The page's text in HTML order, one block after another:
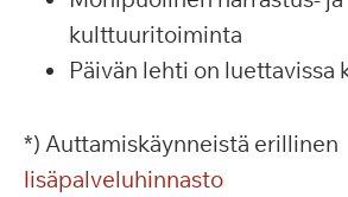
kulttuuritoiminta
Päivän lehti on luettavissa
*) Auttamiskäynneistä erillinen
lisäpalveluhinnasto